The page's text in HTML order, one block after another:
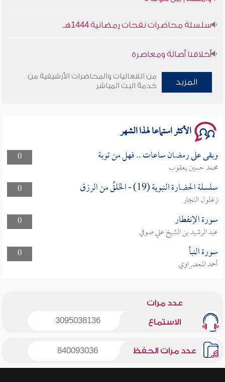
سلسلة محاضرات نفحات رمضانية 1444هـ
أخلاقنا أصالة ومعاصرة
وأمنهم من خوف 9
المزيد
من الفعاليات والمحاضرات الأرشيفية من
خدمة البث المباشر
الأكثر استماعا لهذا الشهر
0 وبقى على رمضان ساعات .. فهل من توبة
محمد حسين يعقوب
0
سلسلة الحضارة النبوية (19) - الخَلقُ من الرزق
زغلول النجار
0
سورة الإنفطار
عبد الرشيد بن الشيخ علي صوفي
0
سورة النبأ
أحمد المعصراوي
عدد مرات
الاستماع 3095038136
عدد مرات الحفظ 840093036